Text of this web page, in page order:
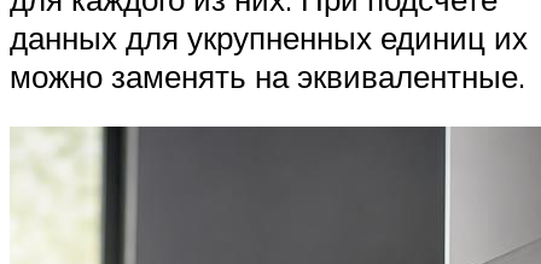
данных для укрупненных единиц их
можно заменять на эквивалентные.